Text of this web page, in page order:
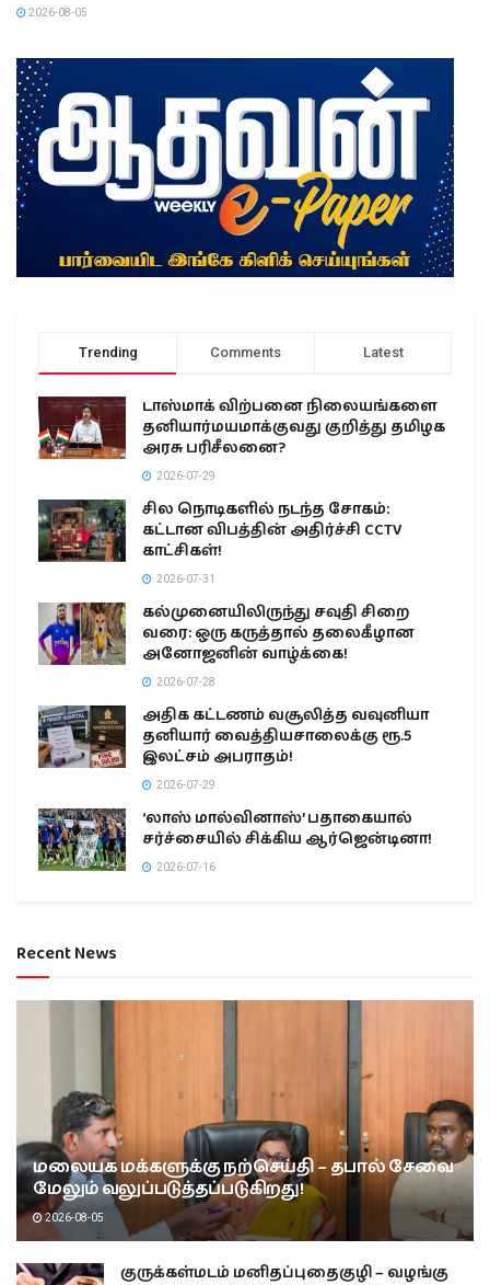
2026-08-05
Trending Comments Latest
டாஸ்மாக் விற்பனை நிலையங்களை
தனியார்மயமாக்குவது குறித்து தமிழக
அரசு பரிசீலனை?
2026-07-29
சில நொடிகளில் நடந்த சோகம்:
கட்டான விபத்தின் அதிர்ச்சி CCTV
காட்சிகள்!
2026-07-31
கல்முனையிலிருந்து சவுதி சிறை
வரை: ஒரு கருத்தால் தலைகீழான
அனோஜனின் வாழ்க்கை!
2026-07-28
அதிக கட்டணம் வசூலித்த வவுனியா
தனியார் வைத்தியசாலைக்கு ரூ.5
இலட்சம் அபராதம்!
2026-07-29
‘லாஸ் மால்வினாஸ்’ பதாகையால்
சர்ச்சையில் சிக்கிய ஆர்ஜென்டினா!
2026-07-16
Recent News
மலையக மக்களுக்கு நற்செய்தி – தபால் சேவை
மேலும் வலுப்படுத்தப்படுகிறது!
2026-08-05
குருக்கள்மடம் மனிதப்புதைகுழி – வழங்கு